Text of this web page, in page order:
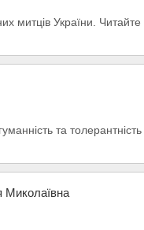
митців України.
та
Миколаївна